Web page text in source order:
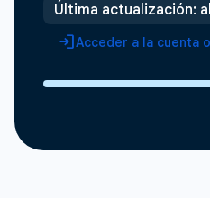
Última actualización:
Acceder a la cuenta